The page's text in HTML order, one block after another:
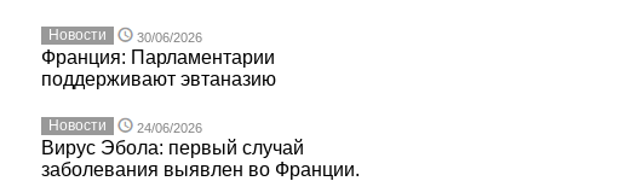
Новости 30/06/2026
Франция: Парламентарии
поддерживают эвтаназию
Новости 24/06/2026
Вирус Эбола: первый случай
заболевания выявлен во Франции.